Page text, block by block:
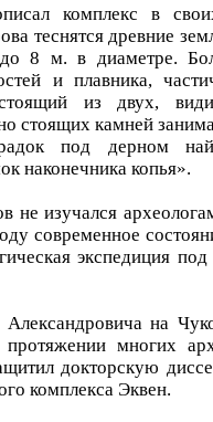
комплекс в
теснятся древние
8 м. в диаметре.
и плавника,
из двух,
стоящих камней
под дерном
наконечника копья».
не изучался
современное
экспедиция
на
многих
докторскую
комплекса Эквен.